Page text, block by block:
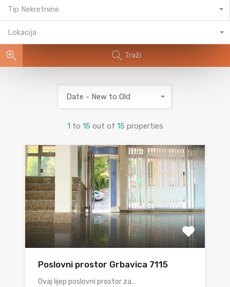
Tip Nekretnine
Lokacija
Traži
1 to 15 out of 15 properties
Date - New to Old
Poslovni prostor Grbavica 7115
Ovaj lijep poslovni prostor za…